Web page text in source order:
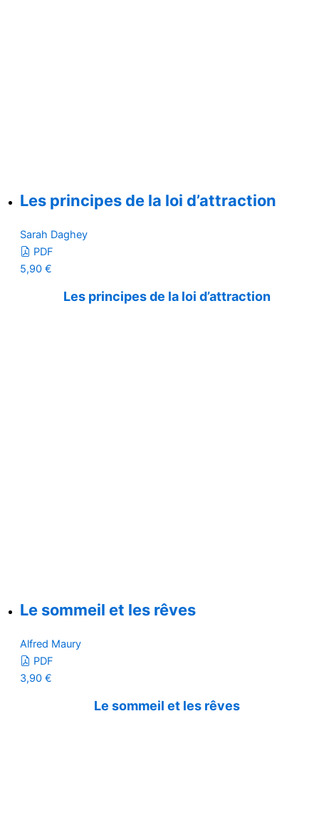
Les principes de la loi d’attraction
Sarah Daghey
PDF
5,90 €
Les principes de la loi d’attraction
Le sommeil et les rêves
Alfred Maury
PDF
3,90 €
Le sommeil et les rêves